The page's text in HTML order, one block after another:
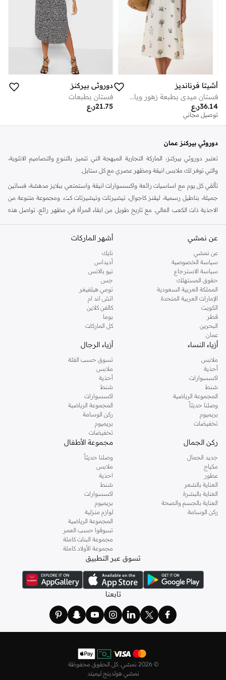
أشيتا فرنانديز
فستان ميدي بطبعة زهور وياقة على شكل حرف وأكمام كاب – عاجي
ر.ع36.14
توصيل مجاني
دوروثي بيركنز
فستان بطبعات
ر.ع21.75
دوروثي بيركنز عمان
تعتبر دوروثي بيركنز، الماركة التجارية المبهجة التي تتميز بالتنوع والتصاميم الانثوية،
والتي توفر لك ملابس انيقة ومظهر عصري مع كل ستايل.
تألقي كل يوم مع اساسيات رائعة واكسسوارات انيقة واستمتعي ببلايز مدهشة، فساتين
جميلة، بناطيل رسمية، ليقنز كاجوال، تيشيرتات وتيشيرتات كت، ومجموعة متنوعة من
الاحذية ذات الكعب العالي. مع تاريخ طويل من ابقاء المرأة في مظهر رائع، تواصل هذه
كنت تقومين بتجديد خزانة ملابسك الملائمة للعمل، البحث عن فستان مثالي للحفلات او
اليه.
تسوقي دوروثي بيركنز اون لاين مسقط
تسوقي دوروثي بيركنز اون لاين من نمشي واستمتعي باكثر من الف ستايل من مجموعة
دوروثي بيركنز الشهيرة. تصفحي المجموعة كاملة في متجر دوروثي بيركنز اون لاين او
استخدمي القائمة لتحديد تجربة تسوق دوروثي بيركنز اون لاين. خدمة التوصيل السريعة
والدعم الاستثنائي يضمن لك تجربة تسوق ممتعة دائما مع نمشي.
عن نمشي
عن نمشي
سياسة الخصوصية
سياسة الاسترجاع
حقوق المستهلك
المملكة العربية السعودية
الإمارات العربية المتحدة
الكويت
قطر
البحرين
عمان
أشهر الماركات
نايك
أديداس
نيو بالانس
جس
تومي هيلفيغر
اتش اند ام
كالفن كلاين
بوما
كل الماركات
أزياء النساء
ملابس
أحذية
اكسسوارات
شنط
المجموعة الرياضية
وصلنا حديثاً
بريميوم
تخفيضات
أزياء الرجال
تسوق حسب الفئة
ملابس
أحذية
شنط
اكسسوارات
المجموعة الرياضية
ركن الوسامة
بريميوم
تخفيضات
ركن الجمال
جديد الجمال
مكياج
عطور
العناية بالشعر
العناية بالبشرة
العناية بالجسم والصحة
ركن الوسامة
مجموعة الأطفال
وصلنا حديثاً
ملابس
احذية
شنط
اكسسوارات
بريميوم
لوازم منزلية
المجموعة الرياضية
تسوقوا حسب العمر
مجموعة البنات كاملة
مجموعة الأولاد كاملة
تسوق عبر التطبيق
تابعنا
© 2026 نمشي. كل الحقوق محفوظة
نمشي هولدينج ليميتد